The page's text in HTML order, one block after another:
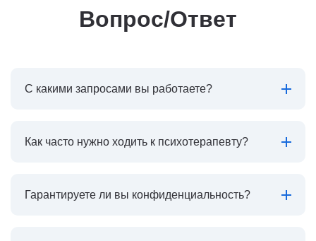
Вопрос/Ответ
С какими запросами вы работаете?
Как часто нужно ходить к психотерапевту?
Гарантируете ли вы конфиденциальность?